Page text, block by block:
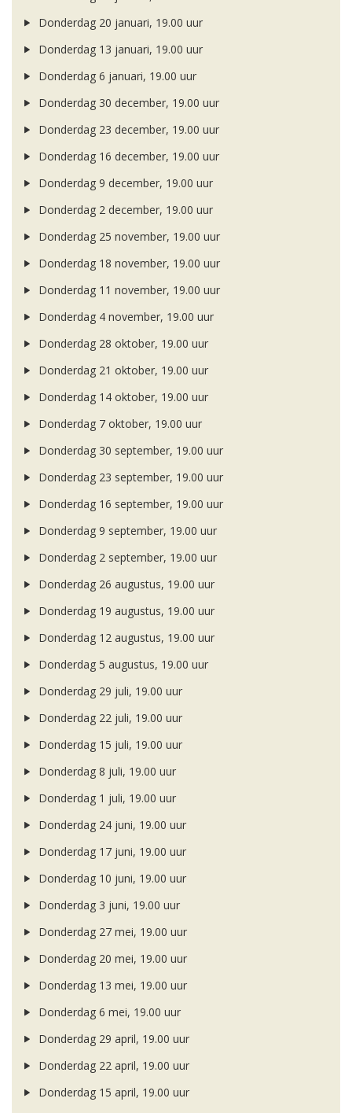
Donderdag 20 januari, 19.00 uur
Donderdag 13 januari, 19.00 uur
Donderdag 6 januari, 19.00 uur
Donderdag 30 december, 19.00 uur
Donderdag 23 december, 19.00 uur
Donderdag 16 december, 19.00 uur
Donderdag 9 december, 19.00 uur
Donderdag 2 december, 19.00 uur
Donderdag 25 november, 19.00 uur
Donderdag 18 november, 19.00 uur
Donderdag 11 november, 19.00 uur
Donderdag 4 november, 19.00 uur
Donderdag 28 oktober, 19.00 uur
Donderdag 21 oktober, 19.00 uur
Donderdag 14 oktober, 19.00 uur
Donderdag 7 oktober, 19.00 uur
Donderdag 30 september, 19.00 uur
Donderdag 23 september, 19.00 uur
Donderdag 16 september, 19.00 uur
Donderdag 9 september, 19.00 uur
Donderdag 2 september, 19.00 uur
Donderdag 26 augustus, 19.00 uur
Donderdag 19 augustus, 19.00 uur
Donderdag 12 augustus, 19.00 uur
Donderdag 5 augustus, 19.00 uur
Donderdag 29 juli, 19.00 uur
Donderdag 22 juli, 19.00 uur
Donderdag 15 juli, 19.00 uur
Donderdag 8 juli, 19.00 uur
Donderdag 1 juli, 19.00 uur
Donderdag 24 juni, 19.00 uur
Donderdag 17 juni, 19.00 uur
Donderdag 10 juni, 19.00 uur
Donderdag 3 juni, 19.00 uur
Donderdag 27 mei, 19.00 uur
Donderdag 20 mei, 19.00 uur
Donderdag 13 mei, 19.00 uur
Donderdag 6 mei, 19.00 uur
Donderdag 29 april, 19.00 uur
Donderdag 22 april, 19.00 uur
Donderdag 15 april, 19.00 uur